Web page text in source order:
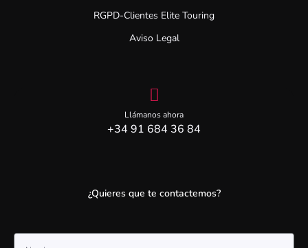
RGPD-Clientes Elite Touring
Aviso Legal
Llámanos ahora
+34 91 684 36 84
¿Quieres que te contactemos?